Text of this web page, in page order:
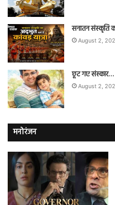
सनातन संस्कृति
August 2,
छूट गए संस्कार…
August 2,
मनोरंजन